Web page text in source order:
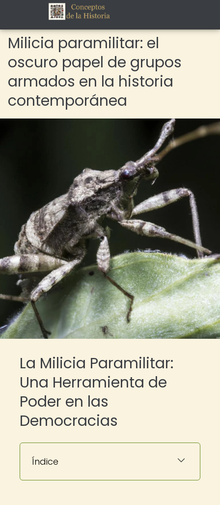
Milicia paramilitar: el
oscuro papel de grupos
armados en la historia
contemporánea
La Milicia Paramilitar:
Una Herramienta de
Poder en las
Democracias
Índice